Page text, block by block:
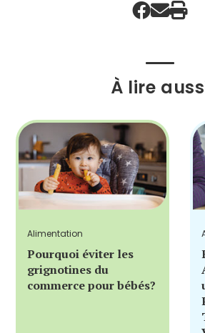
À lire
Alimentation
Pourquoi éviter les
grignotines du
commerce pour bébés?